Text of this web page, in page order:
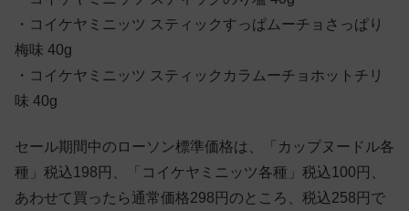
・コイケヤミニッツ スティックすっぱムーチョさっぱり
梅味 40g
・コイケヤミニッツ スティックカラムーチョホットチリ
味 40g
セール期間中のローソン標準価格は、「カップヌードル各
種」税込198円、「コイケヤミニッツ各種」税込100円、
あわせて買ったら通常価格298円のところ、税込258円で